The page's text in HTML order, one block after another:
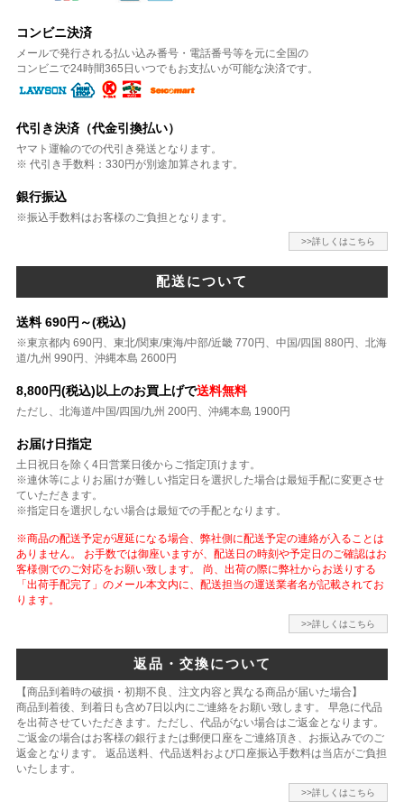
コンビニ決済
メールで発行される払い込み番号・電話番号等を元に全国の
コンビニで24時間365日いつでもお支払いが可能な決済です。
代引き決済（代金引換払い）
ヤマト運輸のでの代引き発送となります。
※ 代引き手数料：330円が別途加算されます。
銀行振込
※振込手数料はお客様のご負担となります。
>>詳しくはこちら
配送について
送料 690円～(税込)
※東京都内 690円、東北/関東/東海/中部/近畿 770円、中国/四国 880円、北海
道/九州 990円、沖縄本島 2600円
8,800円(税込)以上のお買上げで送料無料
ただし、北海道/中国/四国/九州 200円、沖縄本島 1900円
お届け日指定
土日祝日を除く4日営業日後からご指定頂けます。
※連休等によりお届けが難しい指定日を選択した場合は最短手配に変更させ
ていただきます。
※指定日を選択しない場合は最短での手配となります。
※商品の配送予定が遅延になる場合、弊社側に配送予定の連絡が入ることは
ありません。 お手数では御座いますが、配送日の時刻や予定日のご確認はお
客様側でのご対応をお願い致します。 尚、出荷の際に弊社からお送りする
「出荷手配完了」のメール本文内に、配送担当の運送業者名が記載されてお
ります。
>>詳しくはこちら
返品・交換について
【商品到着時の破損・初期不良、注文内容と異なる商品が届いた場合】
商品到着後、到着日も含め7日以内にご連絡をお願い致します。 早急に代品
を出荷させていただきます。ただし、代品がない場合はご返金となります。
ご返金の場合はお客様の銀行または郵便口座をご連絡頂き、お振込みでのご
返金となります。 返品送料、代品送料および口座振込手数料は当店がご負担
いたします。
>>詳しくはこちら